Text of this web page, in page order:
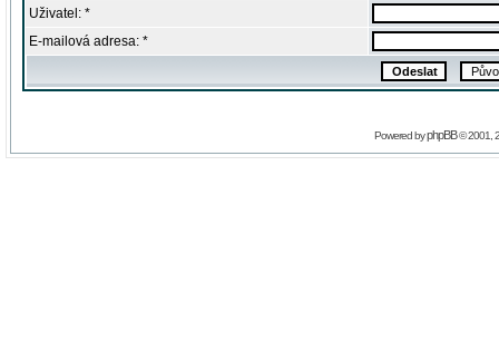
Uživatel: *
E-mailová adresa: *
Powered byphpBB© 2001,